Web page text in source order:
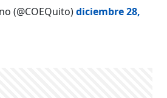
(@COEQuito)diciembre 28,